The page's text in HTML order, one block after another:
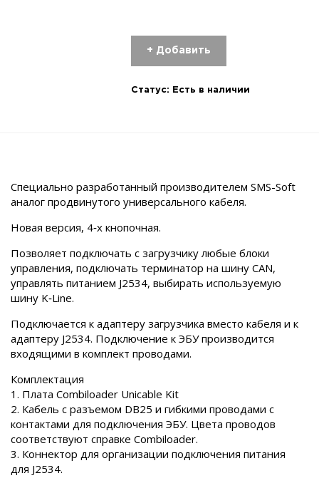
+ Добавить
Статус: Есть в наличии
Специально разработанный производителем SMS-Soft
аналог продвинутого универсального кабеля.
Новая версия, 4‑х кнопочная.
Позволяет подключать с загрузчику любые блоки
управления, подключать терминатор на шину CAN,
управлять питанием J2534, выбирать используемую
шину K‑Line.
Подключается к адаптеру загрузчика вместо кабеля и к
адаптеру J2534. Подключение к ЭБУ производится
входящими в комплект проводами.
Комплектация
1. Плата Combiloader Unicable Kit
2. Кабель с разъемом DB25 и гибкими проводами с
контактами для подключения ЭБУ. Цвета проводов
соответствуют справке Combiloader.
3. Коннектор для организации подключения питания
для J2534.